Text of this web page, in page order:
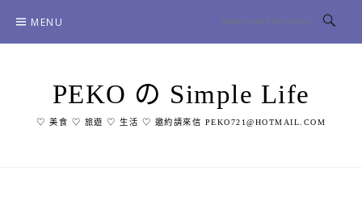
content
MENU
PEKO の Simple Life
♡ 美食 ♡ 旅遊 ♡ 生活 ♡ 邀約請來信 PEKO721@HOTMAIL.COM